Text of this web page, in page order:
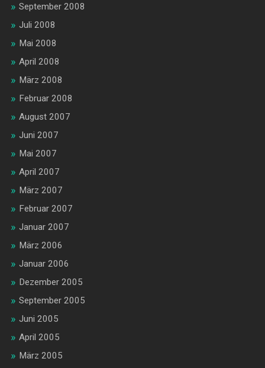
September 2008
Juli 2008
Mai 2008
April 2008
März 2008
Februar 2008
August 2007
Juni 2007
Mai 2007
April 2007
März 2007
Februar 2007
Januar 2007
März 2006
Januar 2006
Dezember 2005
September 2005
Juni 2005
April 2005
März 2005